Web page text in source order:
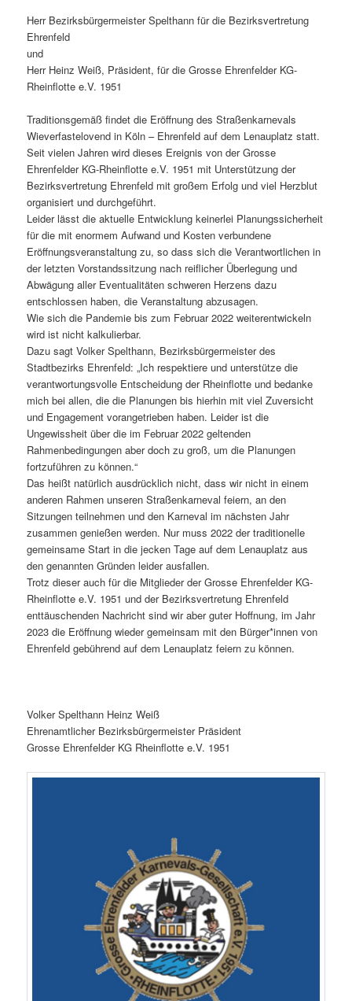
Herr Bezirksbürgermeister Spelthann für die Bezirksvertretung
Ehrenfeld
und
Herr Heinz Weiß, Präsident, für die Grosse Ehrenfelder KG-
Rheinflotte e.V. 1951
Traditionsgemäß findet die Eröffnung des Straßenkarnevals
Wieverfastelovend in Köln – Ehrenfeld auf dem Lenauplatz statt.
Seit vielen Jahren wird dieses Ereignis von der Grosse
Ehrenfelder KG-Rheinflotte e.V. 1951 mit Unterstützung der
Bezirksvertretung Ehrenfeld mit großem Erfolg und viel Herzblut
organisiert und durchgeführt.
Leider lässt die aktuelle Entwicklung keinerlei Planungssicherheit
für die mit enormem Aufwand und Kosten verbundene
Eröffnungsveranstaltung zu, so dass sich die Verantwortlichen in
der letzten Vorstandssitzung nach reiflicher Überlegung und
Abwägung aller Eventualitäten schweren Herzens dazu
entschlossen haben, die Veranstaltung abzusagen.
Wie sich die Pandemie bis zum Februar 2022 weiterentwickeln
wird ist nicht kalkulierbar.
Dazu sagt Volker Spelthann, Bezirksbürgermeister des
Stadtbezirks Ehrenfeld: „Ich respektiere und unterstütze die
verantwortungsvolle Entscheidung der Rheinflotte und bedanke
mich bei allen, die die Planungen bis hierhin mit viel Zuversicht
und Engagement vorangetrieben haben. Leider ist die
Ungewissheit über die im Februar 2022 geltenden
Rahmenbedingungen aber doch zu groß, um die Planungen
fortzuführen zu können.“
Das heißt natürlich ausdrücklich nicht, dass wir nicht in einem
anderen Rahmen unseren Straßenkarneval feiern, an den
Sitzungen teilnehmen und den Karneval im nächsten Jahr
zusammen genießen werden. Nur muss 2022 der traditionelle
gemeinsame Start in die jecken Tage auf dem Lenauplatz aus
den genannten Gründen leider ausfallen.
Trotz dieser auch für die Mitglieder der Grosse Ehrenfelder KG-
Rheinflotte e.V. 1951 und der Bezirksvertretung Ehrenfeld
enttäuschenden Nachricht sind wir aber guter Hoffnung, im Jahr
2023 die Eröffnung wieder gemeinsam mit den Bürger*innen von
Ehrenfeld gebührend auf dem Lenauplatz feiern zu können.
Volker Spelthann Heinz Weiß
Ehrenamtlicher Bezirksbürgermeister Präsident
Grosse Ehrenfelder KG Rheinflotte e.V. 1951